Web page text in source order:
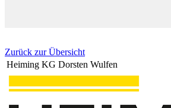
Zurück zur Übersicht
Heiming KG Dorsten Wulfen